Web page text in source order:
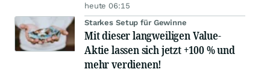
heute 06:15
Starkes Setup für Gewinne
Mit dieser langweiligen Value-
Aktie lassen sich jetzt +100 % und
mehr verdienen!